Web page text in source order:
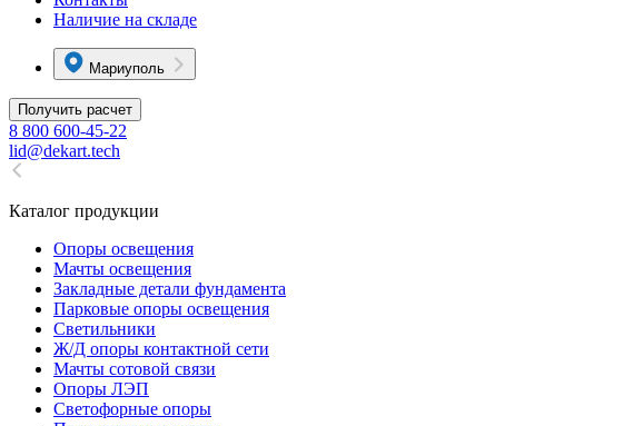
Наличие на складе
Мариуполь
Получить расчет
8 800 600-45-22
lid@dekart.tech
Каталог продукции
Oпоры oсвeщения
Мачты освещения
Закладные детали фундамента
Парковые опоры освещения
Светильники
Ж/Д опоры контактной сети
Мачты сотовой связи
Опоры ЛЭП
Светофорные опоры